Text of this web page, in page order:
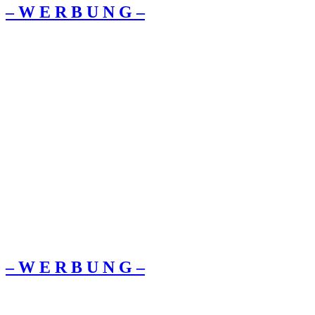
– W Ε R Β U Ν G –
– W Ε R Β U Ν G –